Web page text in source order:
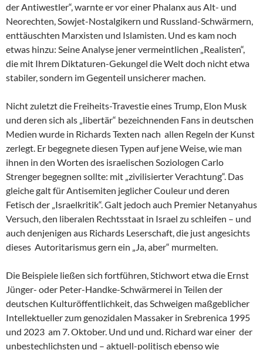
der Antiwestler“, warnte er vor einer Phalanx aus Alt- und
Neorechten, Sowjet-Nostalgikern und Russland-Schwärmern,
enttäuschten Marxisten und Islamisten. Und es kam noch
etwas hinzu: Seine Analyse jener vermeintlichen „Realisten“,
die mit Ihrem Diktaturen-Gekungel die Welt doch nicht etwa
stabiler, sondern im Gegenteil unsicherer machen.
Nicht zuletzt die Freiheits-Travestie eines Trump, Elon Musk
und deren sich als „libertär“ bezeichnenden Fans in deutschen
Medien wurde in Richards Texten nach allen Regeln der Kunst
zerlegt. Er begegnete diesen Typen auf jene Weise, wie man
ihnen in den Worten des israelischen Soziologen Carlo
Strenger begegnen sollte: mit „zivilisierter Verachtung“. Das
gleiche galt für Antisemiten jeglicher Couleur und deren
Fetisch der „Israelkritik“. Galt jedoch auch Premier Netanyahus
Versuch, den liberalen Rechtsstaat in Israel zu schleifen – und
auch denjenigen aus Richards Leserschaft, die just angesichts
dieses Autoritarismus gern ein „Ja, aber“ murmelten.
Die Beispiele ließen sich fortführen, Stichwort etwa die Ernst
Jünger- oder Peter-Handke-Schwärmerei in Teilen der
deutschen Kulturöffentlichkeit, das Schweigen maßgeblicher
Intellektueller zum genozidalen Massaker in Srebrenica 1995
und 2023 am 7. Oktober. Und und und. Richard war einer der
unbestechlichsten und – aktuell-politisch ebenso wie